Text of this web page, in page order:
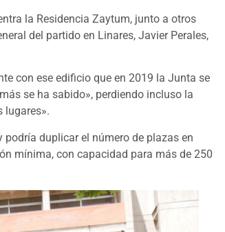
la Residencia Zaytum, junto a otros
del partido en Linares, Javier Perales,
con ese edificio que en 2019 la Junta se
se ha sabido», perdiendo incluso la
lugares».
podría duplicar el número de plazas en
mínima, con capacidad para más de 250